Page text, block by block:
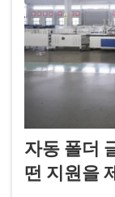
자동 폴더
떤 지원을